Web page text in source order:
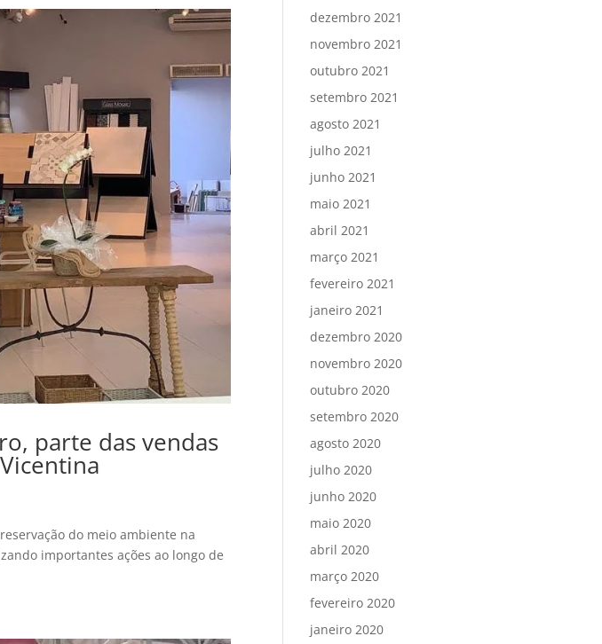
parte das vendas
do meio ambiente na
importantes ações ao longo de
dezembro 2021
novembro 2021
outubro 2021
setembro 2021
agosto 2021
julho 2021
junho 2021
maio 2021
abril 2021
março 2021
fevereiro 2021
janeiro 2021
dezembro 2020
novembro 2020
outubro 2020
setembro 2020
agosto 2020
julho 2020
junho 2020
maio 2020
abril 2020
março 2020
fevereiro 2020
janeiro 2020